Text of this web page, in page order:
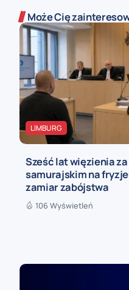
Może Cię
LIMBURG
Sześć lat więzienia
samurajskim na
zamiar zabójstwa
106 Wyświetleń